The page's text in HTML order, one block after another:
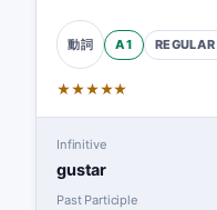
動詞 A1 REGULAR
★★★★★
Infinitive
gustar
Past Participle